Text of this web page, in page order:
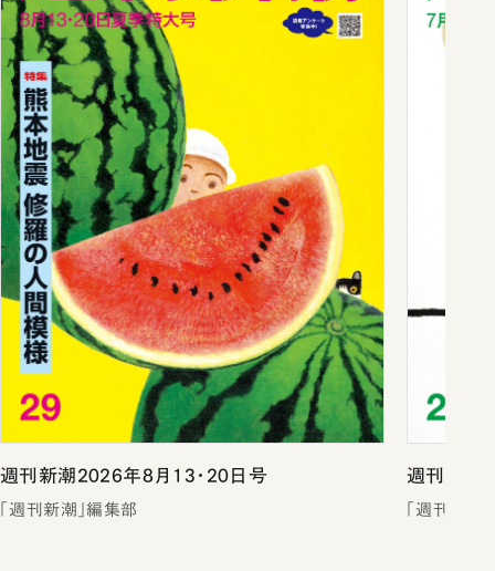
週刊新潮2026年8月13・20日号
「週刊新潮」編集部
週刊新潮
「週刊新潮